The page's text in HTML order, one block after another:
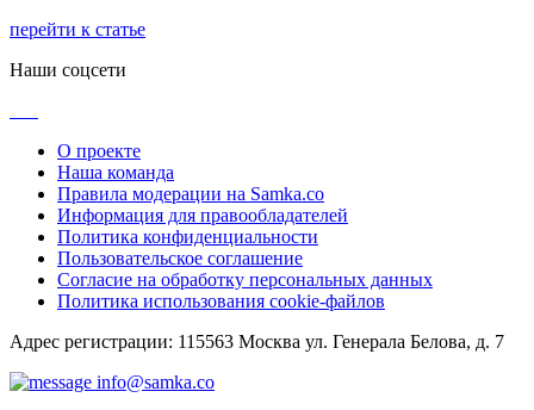
перейти к статье
Наши соцсети
О проекте
Наша команда
Правила модерации на Samka.co
Информация для правообладателей
Политика конфиденциальности
Пользовательское соглашение
Согласие на обработку персональных данных
Политика использования cookie-файлов
Адрес регистрации: 115563 Москва ул. Генерала Белова, д. 7
info@samka.co